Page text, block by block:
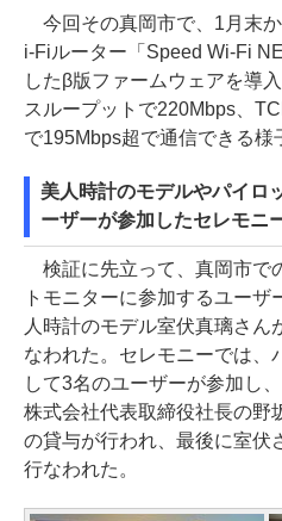
今回その真岡市で、1月末
i-Fiルーター「Speed Wi-Fi
したβ版ファームウェアを導
スループットで220Mbps、
で195Mbps超で通信できる様
美人時計のモデルやパイロ
ーザーが参加したセレモニ
検証に先立って、真岡市で
トモニターに参加するユー
人時計のモデル室伏真璃さん
なわれた。セレモニーでは、
して3名のユーザーが参加し
株式会社代表取締役社長の野
の貸与が行われ、最後に室伏
行なわれた。